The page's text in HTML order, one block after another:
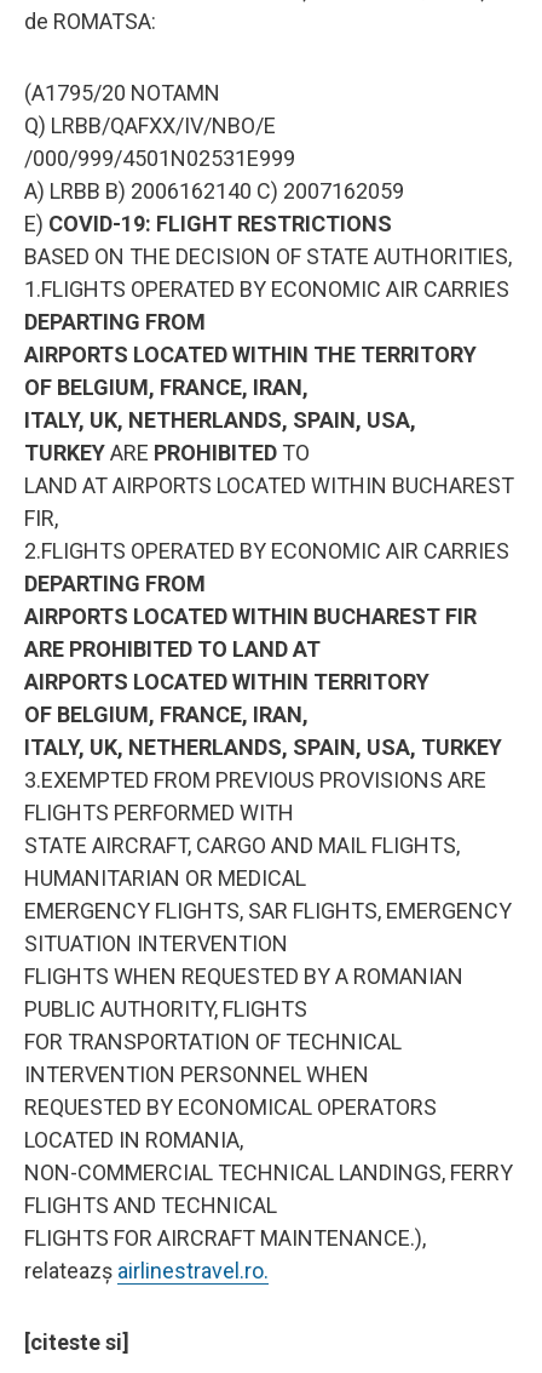
de ROMATSA:
(A1795/20 NOTAMN
Q) LRBB/QAFXX/IV/NBO/E
/000/999/4501N02531E999
A) LRBB B) 2006162140 C) 2007162059
E) COVID-19: FLIGHT RESTRICTIONS
BASED ON THE DECISION OF STATE AUTHORITIES,
1.FLIGHTS OPERATED BY ECONOMIC AIR CARRIES
DEPARTING FROM
AIRPORTS LOCATED WITHIN THE TERRITORY
OF BELGIUM, FRANCE, IRAN,
ITALY, UK, NETHERLANDS, SPAIN, USA,
TURKEYARE PROHIBITED TO
LAND AT AIRPORTS LOCATED WITHIN BUCHAREST
FIR,
2.FLIGHTS OPERATED BY ECONOMIC AIR CARRIES
DEPARTING FROM
AIRPORTS LOCATED WITHIN BUCHAREST FIR
ARE PROHIBITED TO LAND AT
AIRPORTS LOCATED WITHIN TERRITORY
OF BELGIUM, FRANCE, IRAN,
ITALY, UK, NETHERLANDS, SPAIN, USA, TURKEY
3.EXEMPTED FROM PREVIOUS PROVISIONS ARE
FLIGHTS PERFORMED WITH
STATE AIRCRAFT, CARGO AND MAIL FLIGHTS,
HUMANITARIAN OR MEDICAL
EMERGENCY FLIGHTS, SAR FLIGHTS, EMERGENCY
SITUATION INTERVENTION
FLIGHTS WHEN REQUESTED BY A ROMANIAN
PUBLIC AUTHORITY, FLIGHTS
FOR TRANSPORTATION OF TECHNICAL
INTERVENTION PERSONNEL WHEN
REQUESTED BY ECONOMICAL OPERATORS
LOCATED IN ROMANIA,
NON-COMMERCIAL TECHNICAL LANDINGS, FERRY
FLIGHTS AND TECHNICAL
FLIGHTS FOR AIRCRAFT MAINTENANCE.),
relateazș airlinestravel.ro.
[citeste si]